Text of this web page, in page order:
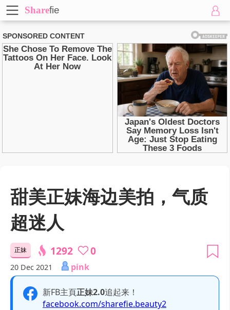
Sharefie
甜美正妹海边美拍，气质
超迷人
正妹 1292 0
20 Dec 2021 pink
新FB主頁正妹2.0追起来！
facebook.com/sharefie.beauty2